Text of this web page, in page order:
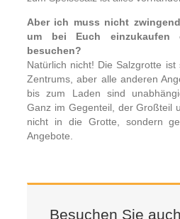
Aber ich muss nicht
um bei Euch einzukaufen
besuchen?
Natürlich nicht! Die Salzgrotte
Zentrums, aber alle anderen
bis zum Laden sind
Ganz im Gegenteil, der Großteil
nicht in die Grotte, sondern
Angebote.
Besuchen Sie